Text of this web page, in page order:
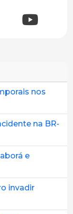
nos
na BR-
e
invadir